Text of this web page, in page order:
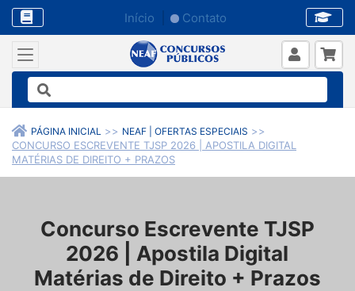
Início Contato
PÁGINA INICIAL NEAF | OFERTAS ESPECIAIS
CONCURSO ESCREVENTE TJSP 2026 | APOSTILA DIGITAL
MATÉRIAS DE DIREITO + PRAZOS
Concurso Escrevente TJSP
2026 | Apostila Digital
Matérias de Direito + Prazos